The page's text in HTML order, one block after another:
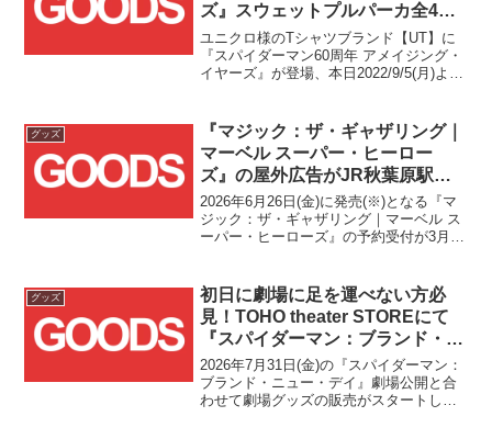
ズ』スウェットプルパーカ全4点
が販売開始！！
ユニクロ様のTシャツブランド【UT】に
『スパイダーマン60周年 アメイジング・
イヤーズ』が登場、本日2022/9/5(月)より
グッズ
『マジック：ザ・ギャザリング｜
マーベル スーパー・ヒーロー
ズ』の屋外広告がJR秋葉原駅や
京浜東北線・根岸線に期間限定掲
載！！
2026年6月26日(金)に発売(※)となる『マ
ジック：ザ・ギャザリング｜マーベル ス
ーパー・ヒーローズ』の予約受付が3月13
の予約受付開始に合わせて、J...
グッズ
初日に劇場に足を運べない方必
見！TOHO theater STOREにて
『スパイダーマン：ブランド・ニ
ュー・デイ』劇場グッズ通販が
7/31(金)11時より開始！！
2026年7月31日(金)の『スパイダーマン：
ブランド・ニュー・デイ』劇場公開と合
わせて劇場グッズの販売がスタートしま